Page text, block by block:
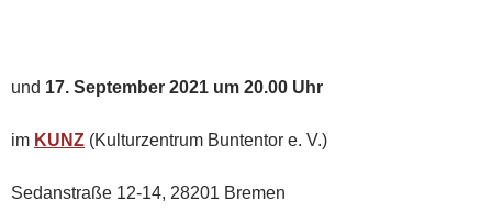
und 17. September 2021 um 20.00 Uhr
im KUNZ (Kulturzentrum Buntentor e. V.)
Sedanstraße 12-14, 28201 Bremen